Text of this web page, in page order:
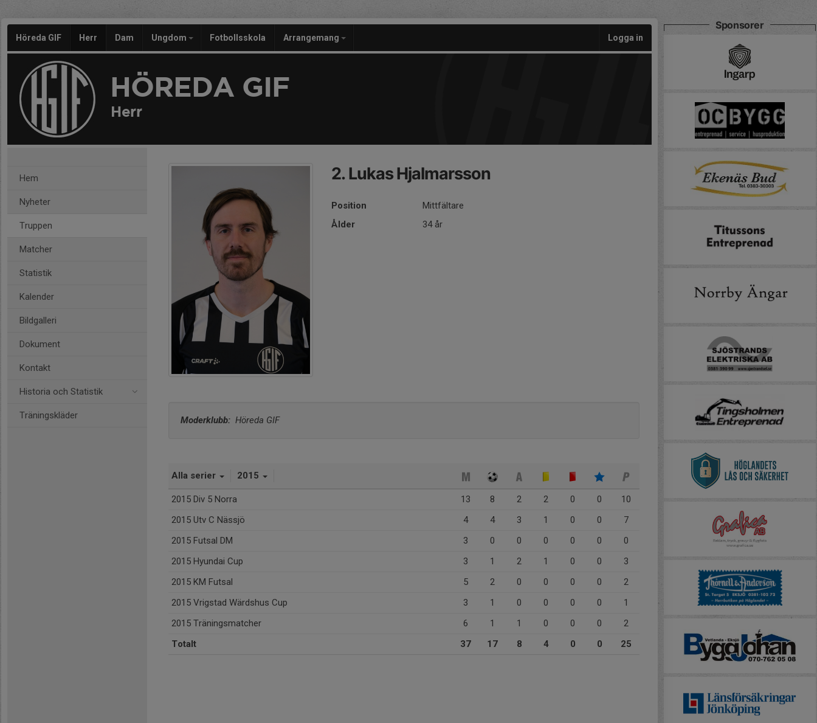
Höreda GIF Herr Dam Ungdom Fotbollsskola Arrangemang Logga in
HÖREDA GIF
Herr
Hem
Nyheter
Truppen
Matcher
Statistik
Kalender
Bildgalleri
Dokument
Kontakt
Historia och Statistik
Träningskläder
2. Lukas Hjalmarsson
Position
Mittfältare
Ålder
34 år
Moderklubb: Höreda GIF
Alla serier 2015
2015 Div 5 Norra 13 8 2 2 0 0
10
2015 Utv C Nässjö
4 4 3 1 0 0
7
2015 Futsal DM
3 0 0 0 0 0
0
2015 Hyundai Cup
3 1 2 1 0 0
3
2015 KM Futsal
5 2 0 0 0 0
2
2015 Vrigstad Wärdshus Cup
3 1 0 0 0 0
1
2015 Träningsmatcher
6 1 1 0 0 0
2
Totalt
37 17 8 4 0 0 25
Sponsorer